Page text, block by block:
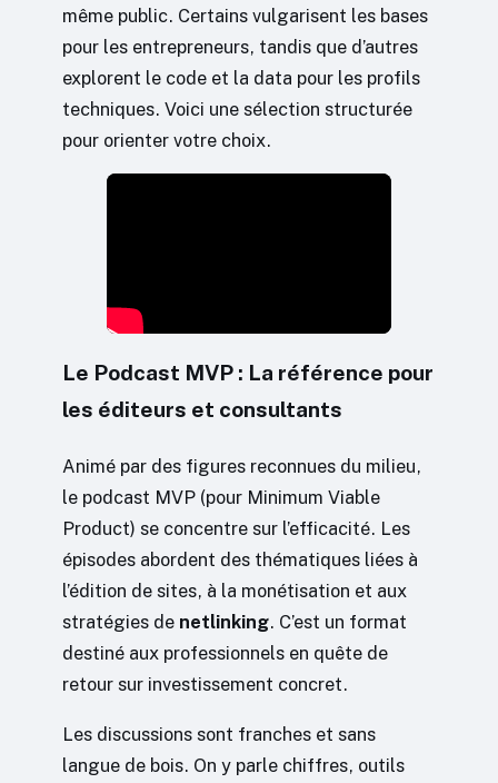
même public. Certains vulgarisent les bases
pour les entrepreneurs, tandis que d’autres
explorent le code et la data pour les profils
techniques. Voici une sélection structurée
pour orienter votre choix.
Le Podcast MVP : La référence pour
les éditeurs et consultants
Animé par des figures reconnues du milieu,
le podcast MVP (pour Minimum Viable
Product) se concentre sur l’efficacité. Les
épisodes abordent des thématiques liées à
l’édition de sites, à la monétisation et aux
stratégies de netlinking. C’est un format
destiné aux professionnels en quête de
retour sur investissement concret.
Les discussions sont franches et sans
langue de bois. On y parle chiffres, outils